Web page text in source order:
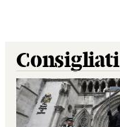
Consigliati